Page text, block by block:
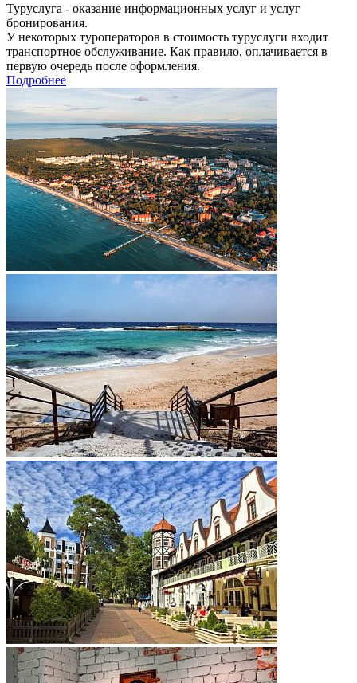
Туруслуга - оказание информационных услуг и услуг
бронирования.
У некоторых туроператоров в стоимость туруслуги входит
транспортное обслуживание. Как правило, оплачивается в
первую очередь после оформления.
Подробнее